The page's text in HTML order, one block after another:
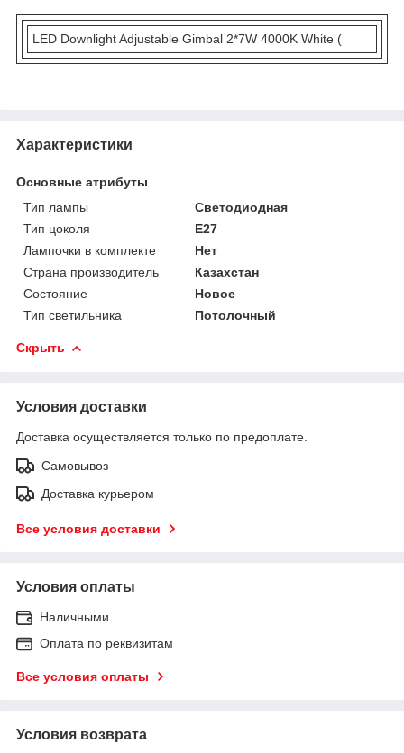
LED Downlight Adjustable Gimbal 2*7W 4000K White (
Характеристики
Основные атрибуты
Тип лампы
Светодиодная
Тип цоколя
E27
Лампочки в комплекте
Нет
Страна производитель
Казахстан
Состояние
Новое
Тип светильника
Потолочный
Скрыть
Условия доставки
Доставка осуществляется только по предоплате.
Самовывоз
Доставка курьером
Все условия доставки
Условия оплаты
Наличными
Оплата по реквизитам
Все условия оплаты
Условия возврата